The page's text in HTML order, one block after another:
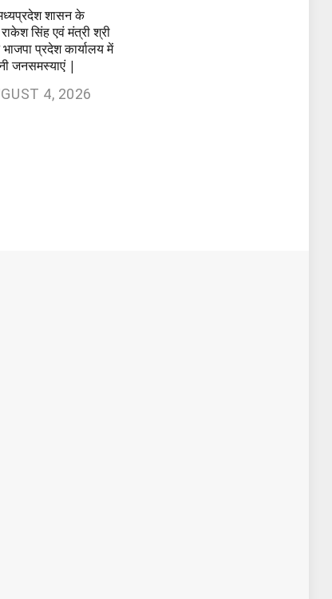
शासन के
सिंह एवं मंत्री श्री
प्रदेश कार्यालय में
जनसमस्याएं |
4, 2026